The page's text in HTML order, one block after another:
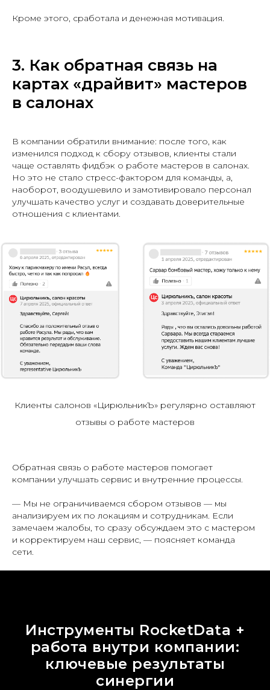
Кроме этого, сработала и денежная мотивация.
3. Как обратная связь на
картах «драйвит» мастеров
в салонах
В компании обратили внимание: после того, как
изменился подход к сбору отзывов, клиенты стали
чаще оставлять фидбэк о работе мастеров в салонах.
Но это не стало стресс-фактором для команды, а,
наоборот, воодушевило и замотивировало персонал
улучшать качество услуг и создавать доверительные
отношения с клиентами.
Клиенты салонов «ЦирюльникЪ» регулярно оставляют
отзывы о работе мастеров
Обратная связь о работе мастеров помогает
компании улучшать сервис и внутренние процессы.
— Мы не ограничиваемся сбором отзывов — мы
анализируем их по локациям и сотрудникам. Если
замечаем жалобы, то сразу обсуждаем это с мастером
и корректируем наш сервис, — поясняет команда
сети.
Инструменты RocketData +
работа внутри компании:
ключевые результаты
синергии